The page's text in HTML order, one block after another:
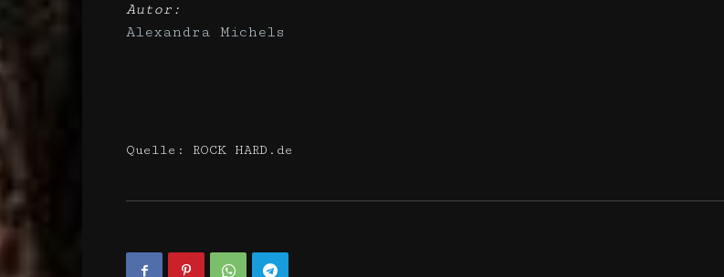
Autor:
Alexandra Michels
Quelle: ROCK HARD.de